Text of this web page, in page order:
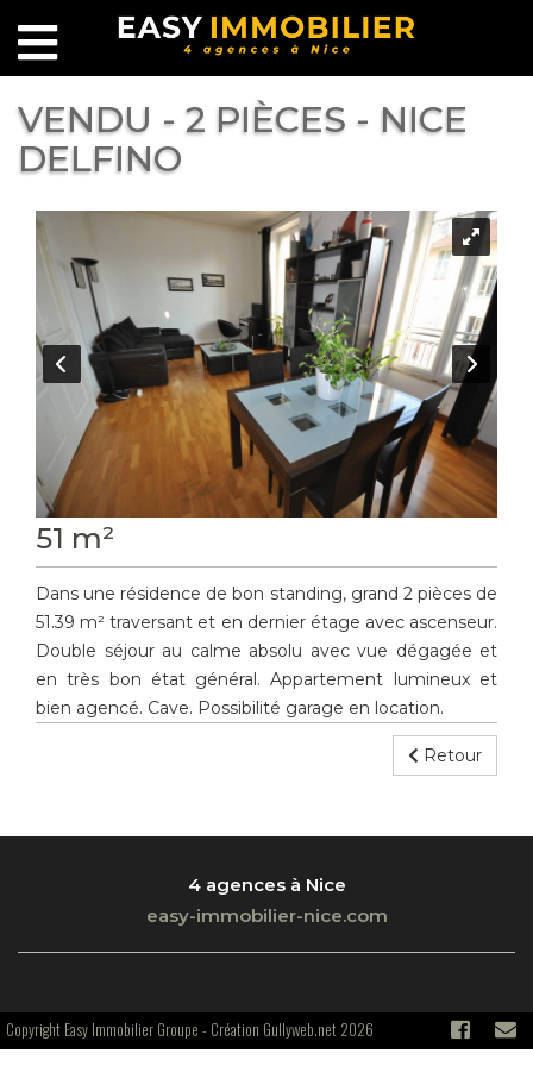
VENDU - 2 PIÈCES - NICE
DELFINO
51 m²
Dans une résidence de bon standing, grand 2 pièces de
51.39 m² traversant et en dernier étage avec ascenseur.
Double séjour au calme absolu avec vue dégagée et
en très bon état général. Appartement lumineux et
bien agencé. Cave. Possibilité garage en location.
Retour
4 agences à Nice
easy-immobilier-nice.com
Copyright Easy Immobilier Groupe - Création Gullyweb.net 2026